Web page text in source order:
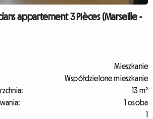
appartement 3 Pièces (Marseille -
Mieszkanie
Współdzielone mieszkanie
13 m²
1 osoba
1